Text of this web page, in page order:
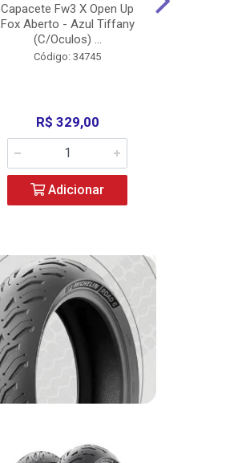
Capacete Fw3 X Open Up
Fox Aberto - Azul Tiffany
(C/Oculos) ...
Código: 34745
R$ 329,00
Adicionar